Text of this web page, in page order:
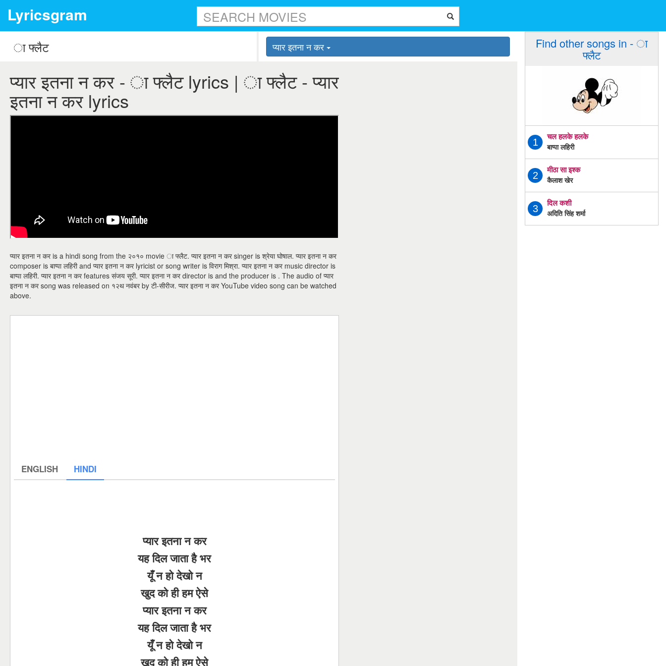
Lyricsgram
प्यार इतना न कर
प्यार इतना न कर - ा फ्लैट lyrics | ा फ्लैट - प्यार
इतना न कर lyrics
प्यार इतना न कर is a hindi song from the २०१० movie ा फ्लैट. प्यार इतना न कर singer is श्रेया घोषाल. प्यार इतना न कर
composer is बाप्पा लहिरी and प्यार इतना न कर lyricist or song writer is विराग मिश्रा. प्यार इतना न कर music director is
बाप्पा लहिरी. प्यार इतना न कर features संजय सूरी. प्यार इतना न कर director is and the producer is . The audio of प्यार
इतना न कर song was released on १२थ नवंबर by टी-सीरीज. प्यार इतना न कर YouTube video song can be watched
above.
ENGLISH HINDI
प्यार इतना न कर
यह दिल जाता है भर
यूँ न हो देखो न
खुद को ही हम ऐसे
प्यार इतना न कर
यह दिल जाता है भर
यूँ न हो देखो न
खुद को ही हम ऐसे
Find other songs in - ा
फ्लैट
1
चल हलके हलके
बाप्पा लहिरी
2
मीठा सा इश्क
कैलाश खेर
3
दिल कशी
अदिति सिंह शर्मा